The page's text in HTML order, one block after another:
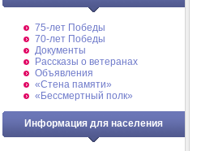
75-лет Победы
70-лет Победы
Документы
Рассказы о ветеранах
Объявления
«Стена памяти»
«Бессмертный полк»
Информация для населения